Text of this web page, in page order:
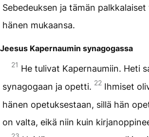
Sebedeuksen ja tämän
hänen mukaansa.
Jeesus Kapernaumin synagogassa
21 He tulivat Kapernaumiin. Heti
synagogaan ja opetti. 22 Ihmiset
hänen opetuksestaan, sillä hän
on valta, eikä niin kuin